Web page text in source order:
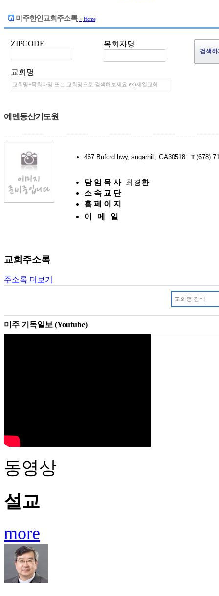
미주한인교회주소록 > Home
ZIPCODE 목회자명
교회명
에덴동산기도원
467 Buford hwy, sugarhill, GA30518 T(678)
담 임 목 사 최경환
소 속 교 단
홈 페 이 지
이 메 일
교회주소록
주소록 더보기
미주 기독일보 (Youtube)
동영상
설교
more